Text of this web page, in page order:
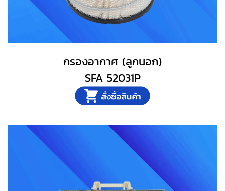
กรองอากาศ (ลูกนอก)
SFA 52031P